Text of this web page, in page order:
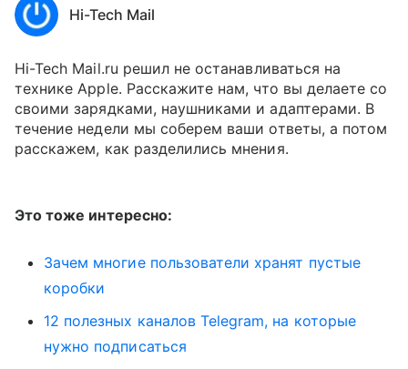
Hi-Tech Mail
Hi-Tech Mail.ru решил не останавливаться на
технике Apple. Расскажите нам, что вы делаете со
своими зарядками, наушниками и адаптерами. В
течение недели мы соберем ваши ответы, а потом
расскажем, как разделились мнения.
Это тоже интересно:
Зачем многие пользователи хранят пустые
коробки
12 полезных каналов Telegram, на которые
нужно подписаться